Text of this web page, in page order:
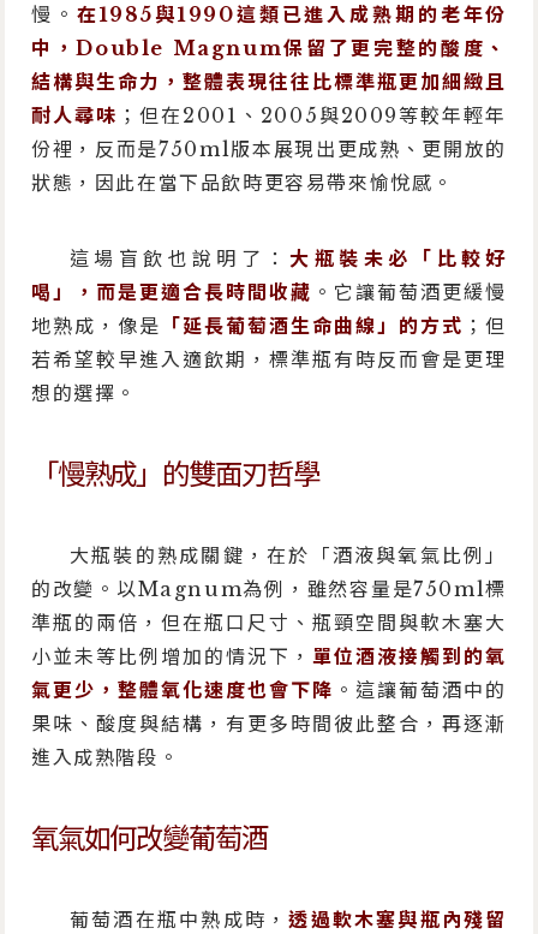
慢。 在1985與1990這類已進入成熟期的老年份
中，Double Magnum保留了更完整的酸度、
結構與生命力，整體表現往往比標準瓶更加細緻且
耐人尋味 ；但在2001、2005與2009等較年輕年
份裡，反而是750ml版本展現出更成熟、更開放的
狀態，因此在當下品飲時更容易帶來愉悅感。
這場盲飲也說明了：大瓶裝未必「比較好
喝」，而是更適合長時間收藏 。它讓葡萄酒更緩慢
地熟成，像是 「延長葡萄酒生命曲線」的方式 ；但
若希望較早進入適飲期，標準瓶有時反而會是更理
想的選擇。
「慢熟成」的雙面刃哲學
大瓶裝的熟成關鍵，在於「酒液與氧氣比例」
的改變。以Magnum為例，雖然容量是750ml標
準瓶的兩倍，但在瓶口尺寸、瓶頸空間與軟木塞大
小並未等比例增加的情況下，單位酒液接觸到的氧
氣更少，整體氧化速度也會下降 。這讓葡萄酒中的
果味、酸度與結構，有更多時間彼此整合，再逐漸
進入成熟階段。
氧氣如何改變葡萄酒
葡萄酒在瓶中熟成時，透過軟木塞與瓶內殘留